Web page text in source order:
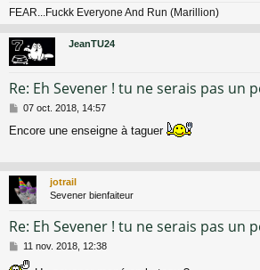
FEAR...Fuckk Everyone And Run (Marillion)
JeanTU24
Re: Eh Sevener ! tu ne serais pas un
M
s
g
e
07 oct. 2018, 14:57
Encore une enseigne à taguer
jotrail
Sevener bienfaiteur
Re: Eh Sevener ! tu ne serais pas un
M
e
11 nov. 2018, 12:38